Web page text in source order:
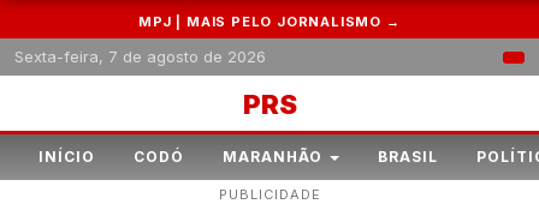
MPJ | MAIS PELO JORNALISMO →
Sexta-feira, 7 de agosto de 2026
PRS
INÍCIO CODÓ MARANHÃO BRASIL
PUBLICIDADE